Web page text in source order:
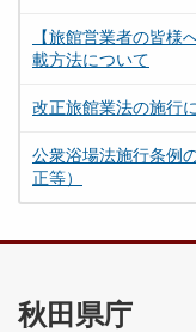
【旅館営業者の皆様
載方法について
改正旅館業法の施行
公衆浴場法施行条例
正等）
秋田県庁